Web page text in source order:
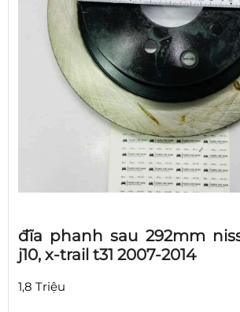
đĩa phanh sau 292mm
j10, x-trail t31 2007-2014
1,8 Triệu